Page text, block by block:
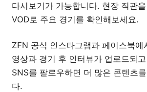
다시보기가 가능합니다. 현장 직관
VOD로 주요 경기를 확인해보세요.
ZFN 공식 인스타그램과 페이스북에
영상과 경기 후 인터뷰가 업로드되
SNS를 팔로우하면 더 많은 콘텐츠
다.